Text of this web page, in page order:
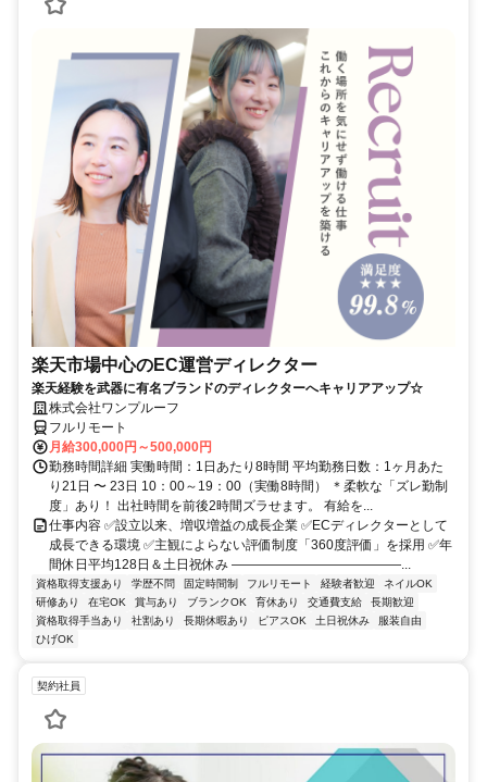
楽天市場中心のEC運営ディレクター
楽天経験を武器に有名ブランドのディレクターへキャリアアップ☆
株式会社ワンプルーフ
フルリモート
月給300,000円～500,000円
勤務時間詳細 実働時間：1日あたり8時間 平均勤務日数：1ヶ月あた
り21日 〜 23日 10：00～19：00（実働8時間） ＊柔軟な「ズレ勤制
度」あり！ 出社時間を前後2時間ズラせます。 有給を...
仕事内容 ✅設立以来、増収増益の成長企業 ✅ECディレクターとして
成長できる環境 ✅主観によらない評価制度「360度評価」を採用 ✅年
間休日平均128日＆土日祝休み ―――――――――――――...
資格取得支援あり 学歴不問 固定時間制 フルリモート 経験者歓迎
ネイルOK
研修あり
在宅OK 賞与あり ブランクOK 育休あり 交通費支給
長期歓迎
資格取得手当あり
社割あり 長期休暇あり ピアスOK 土日祝休み
服装自由
ひげOK
契約社員